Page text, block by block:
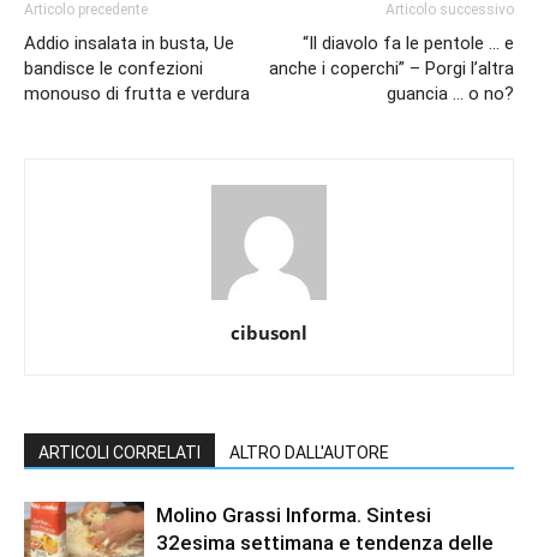
Articolo precedente
Addio insalata in busta, Ue
bandisce le confezioni
monouso di frutta e verdura
Articolo successivo
“Il diavolo fa le pentole … e
anche i coperchi” – Porgi l’altra
guancia … o no?
cibusonl
ARTICOLI CORRELATI ALTRO DALL'AUTORE
Molino Grassi Informa. Sintesi
32esima settimana e tendenza delle